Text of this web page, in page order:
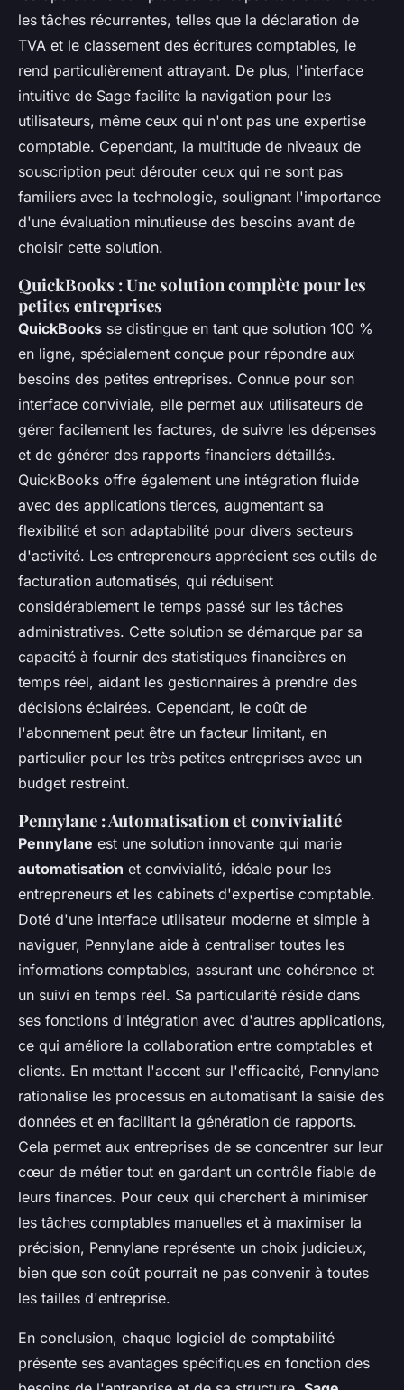
les tâches récurrentes, telles que la déclaration de
TVA et le classement des écritures comptables, le
rend particulièrement attrayant. De plus, l'interface
intuitive de Sage facilite la navigation pour les
utilisateurs, même ceux qui n'ont pas une expertise
comptable. Cependant, la multitude de niveaux de
souscription peut dérouter ceux qui ne sont pas
familiers avec la technologie, soulignant l'importance
d'une évaluation minutieuse des besoins avant de
choisir cette solution.
QuickBooks : Une solution complète pour les
petites entreprises
QuickBooks se distingue en tant que solution 100 %
en ligne, spécialement conçue pour répondre aux
besoins des petites entreprises. Connue pour son
interface conviviale, elle permet aux utilisateurs de
gérer facilement les factures, de suivre les dépenses
et de générer des rapports financiers détaillés.
QuickBooks offre également une intégration fluide
avec des applications tierces, augmentant sa
flexibilité et son adaptabilité pour divers secteurs
d'activité. Les entrepreneurs apprécient ses outils de
facturation automatisés, qui réduisent
considérablement le temps passé sur les tâches
administratives. Cette solution se démarque par sa
capacité à fournir des statistiques financières en
temps réel, aidant les gestionnaires à prendre des
décisions éclairées. Cependant, le coût de
l'abonnement peut être un facteur limitant, en
particulier pour les très petites entreprises avec un
budget restreint.
Pennylane : Automatisation et convivialité
Pennylane est une solution innovante qui marie
automatisation et convivialité, idéale pour les
entrepreneurs et les cabinets d'expertise comptable.
Doté d'une interface utilisateur moderne et simple à
naviguer, Pennylane aide à centraliser toutes les
informations comptables, assurant une cohérence et
un suivi en temps réel. Sa particularité réside dans
ses fonctions d'intégration avec d'autres applications,
ce qui améliore la collaboration entre comptables et
clients. En mettant l'accent sur l'efficacité, Pennylane
rationalise les processus en automatisant la saisie des
données et en facilitant la génération de rapports.
Cela permet aux entreprises de se concentrer sur leur
cœur de métier tout en gardant un contrôle fiable de
leurs finances. Pour ceux qui cherchent à minimiser
les tâches comptables manuelles et à maximiser la
précision, Pennylane représente un choix judicieux,
bien que son coût pourrait ne pas convenir à toutes
les tailles d'entreprise.
En conclusion, chaque logiciel de comptabilité
présente ses avantages spécifiques en fonction des